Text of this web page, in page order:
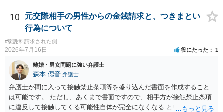
れば早めに弁護士に相談し、弁護士から回答をさせると良いでしょ
う。
10
元交際相手の男性からの金銭請求と、つきまとい
行為について
#慰謝料請求された側
2026年7月16日 役にたった 1
離婚・男女問題に強い弁護士
森本 偲音 弁護士
弁護士が間に入って接触禁止条項等を盛り込んだ書面を作成すること
は可能です。 ただし、あくまで書面ですので、相手方が接触禁止条項
に違反して接触してくる可能性自体が完全になくなる という訳ではあ